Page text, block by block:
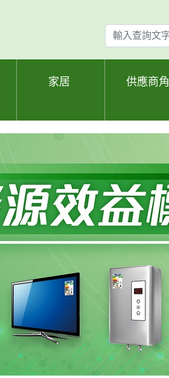
輸
入
查
家居 供應商角